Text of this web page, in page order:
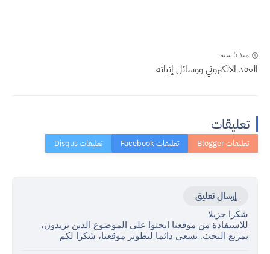
منذ 5 سنة
العقد الالكتروني ووسائل إثباته
تعليقات
إرسال تعليق
شكرا جزيلا
للاستفادة من موقعنا ابحثوا على الموضوع الذين تريدون،
بمربع البحث. نسعى دائما لتطوير موقعنا، شكرا لكم